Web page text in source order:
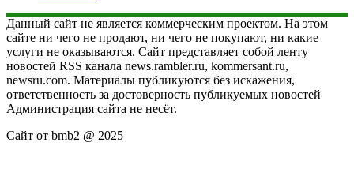
Данный сайт не является коммерческим проектом. На этом
сайте ни чего не продают, ни чего не покупают, ни какие
услуги не оказываются. Сайт представляет собой ленту
новостей RSS канала news.rambler.ru, kommersant.ru,
newsru.com. Материалы публикуются без искажения,
ответственность за достоверность публикуемых новостей
Администрация сайта не несёт.
Сайт от bmb2 @ 2025